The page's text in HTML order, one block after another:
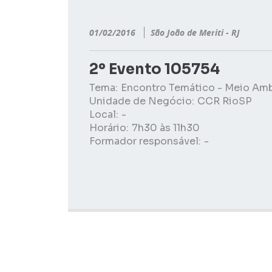
01/02/2016 São João de Meriti - RJ
2º Evento 105754
Tema: Encontro Temático - Meio
Unidade de Negócio: CCR RioSP
Local: -
Horário: 7h30 às 11h30
Formador responsável: -